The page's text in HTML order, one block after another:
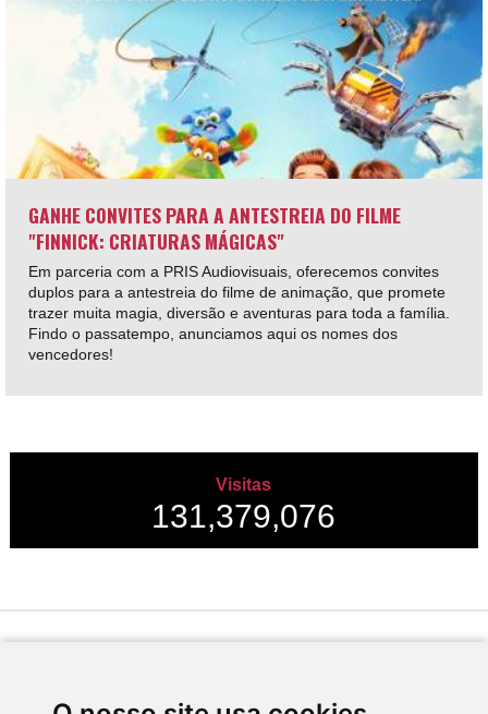
GANHE CONVITES PARA A ANTESTREIA DO FILME
"FINNICK: CRIATURAS MÁGICAS"
Em parceria com a PRIS Audiovisuais, oferecemos convites
duplos para a antestreia do filme de animação, que promete
trazer muita magia, diversão e aventuras para toda a família.
Findo o passatempo, anunciamos aqui os nomes dos
vencedores!
Visitas
131,379,076